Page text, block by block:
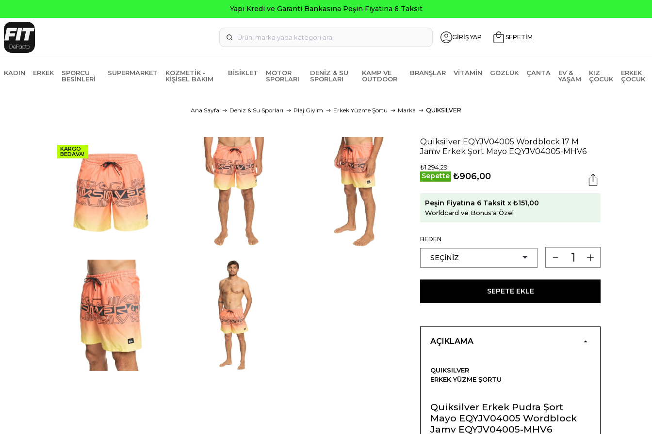
GİRİŞ YAP SEPETİM
KADIN ERKEK
SPORCU
BESINLERI
SÜPERMARKET
KOZMETIK -
KIŞISEL BAKIM
BISIKLET
MOTOR
SPORLARI
DENIZ & SU
SPORLARI
KAMP VE
OUTDOOR
BRANŞLAR VITAMIN GÖZLÜK ÇANTA
EV &
YAŞAM
KIZ
ÇOCUK
ERKEK
ÇOCUK
Ana Sayfa Deniz & Su Sporları Plaj Giyim Erkek Yüzme Şortu Marka QUIKSILVER
KARGO
BEDAVA!
Quiksilver EQYJV04005 Wordblock 17 M
Jamv Erkek Şort Mayo EQYJV04005-MHV6
₺1.294,29
Sepette ₺906,00
Peşin Fiyatına 6 Taksit x ₺151,00
Worldcard ve Bonus'a Özel
BEDEN
SEPETE EKLE
AÇIKLAMA
QUIKSILVER
ERKEK YÜZME ŞORTU
Quiksilver Erkek Pudra Şort
Mayo EQYJV04005 Wordblock
Jamv EQYJV04005-MHV6